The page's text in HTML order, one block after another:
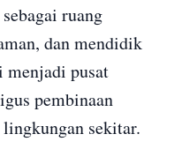
ruang
dan mendidik
menjadi pusat
pembinaan
sekitar.